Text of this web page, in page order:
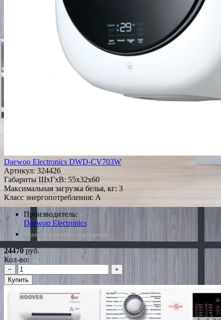
Daewoo Electronics DWD-CV703W
Артикул: 324426
Габариты ШxГxВ: 55x32x60
Максимальная загрузка белья, кг: 3
Класс энергопотребления: A
Производитель:
Daewoo Electronics
*Наличие уточняйте у менеджера
24470руб.
Кол-во:
−
+
Купить